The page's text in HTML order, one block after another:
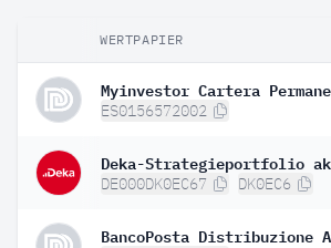
WERTPAPIER
Myinvestor Cartera
ES0156572002
Deka-Strategieportfolio
DE000DK0EC67 DK0EC6
BancoPosta Distribuzione